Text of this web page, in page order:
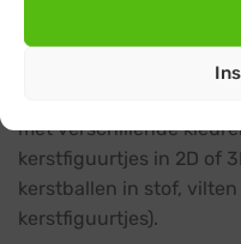
decoratie zorgt voor
Natuurlijk is het niet
met verschillende
kerstfiguurtjes in 2D of
kerstballen in stof,
kerstfiguurtjes).